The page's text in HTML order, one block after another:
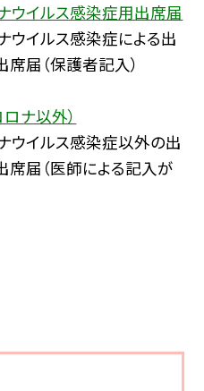
ウイルス感染症用出席届
ウイルス感染症による出
届（保護者記入）
ナ以外）
ウイルス感染症以外の出
届（医師による記入が